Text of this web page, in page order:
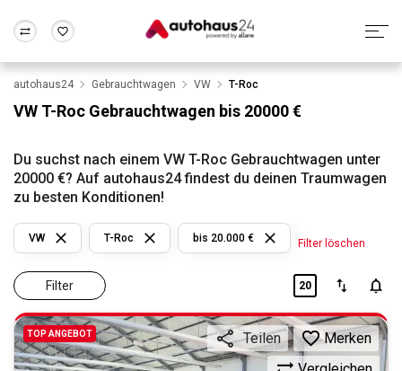
Wir bewerten dein Auto
Alle Fragen & Antworten
Rund um die Inzahlungnahme
Frankfurt Wuppertal
autohaus24 Gebrauchtwagen VW T-Roc
VW T-Roc Gebrauchtwagen bis 20000 €
Du suchst nach einem VW T-Roc Gebrauchtwagen unter
20000 €? Auf autohaus24 findest du deinen Traumwagen
zu besten Konditionen!
Filter
VW T-Roc bis 20.000 € Filter löschen
20
TOP ANGEBOT Teilen Merken